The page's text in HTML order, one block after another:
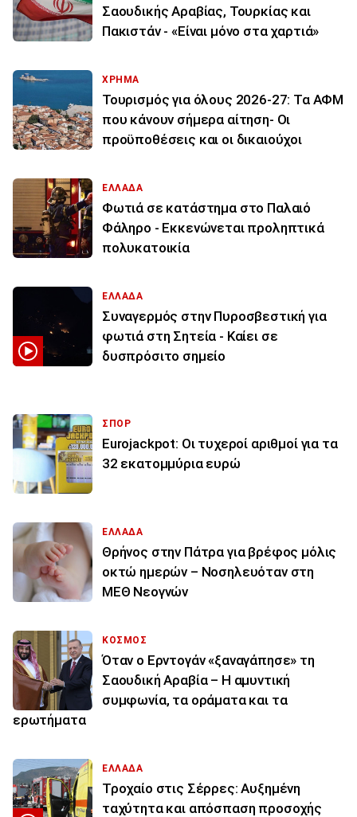
Σαουδικής Αραβίας, Τουρκίας και
Πακιστάν - «Είναι μόνο στα χαρτιά»
ΧΡΗΜΑ
Τουρισμός για όλους 2026-27: Τα ΑΦΜ
που κάνουν σήμερα αίτηση- Οι
προϋποθέσεις και οι δικαιούχοι
ΕΛΛΑΔΑ
Φωτιά σε κατάστημα στο Παλαιό
Φάληρο - Εκκενώνεται προληπτικά
πολυκατοικία
ΕΛΛΑΔΑ
Συναγερμός στην Πυροσβεστική για
φωτιά στη Σητεία - Καίει σε
δυσπρόσιτο σημείο
ΣΠΟΡ
Eurojackpot: Οι τυχεροί αριθμοί για τα
32 εκατoμμύρια ευρώ
ΕΛΛΑΔΑ
Θρήνος στην Πάτρα για βρέφος μόλις
οκτώ ημερών – Νοσηλευόταν στη
ΜΕΘ Νεογνών
ΚΟΣΜΟΣ
Όταν ο Ερντογάν «ξαναγάπησε» τη
Σαουδική Αραβία – Η αμυντική
συμφωνία, τα οράματα και τα
ερωτήματα
ΕΛΛΑΔΑ
Τροχαίο στις Σέρρες: Αυξημένη
ταχύτητα και απόσπαση προσοχής